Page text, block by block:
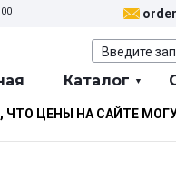
00
Каталог
ЦЕНЫ НА САЙТЕ